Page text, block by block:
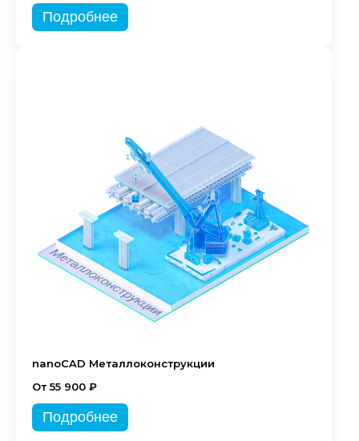
Подробнее
nanoCAD Металлоконструкции
От 55 900 ₽
Подробнее